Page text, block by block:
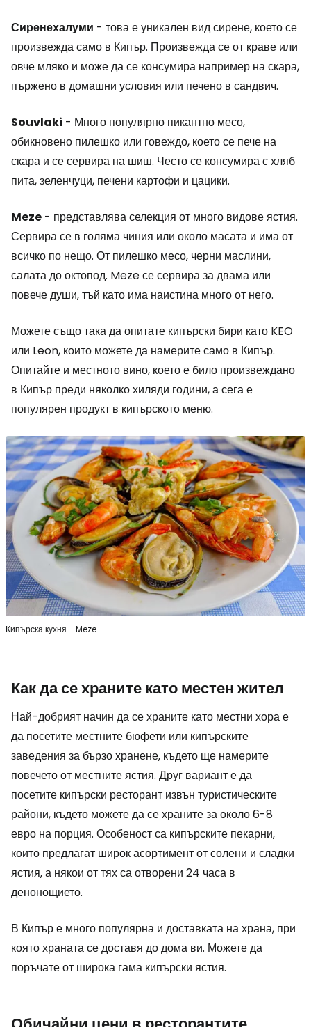
Сиренехалуми - това е уникален вид сирене, което се
произвежда само в Кипър. Произвежда се от краве или
овче мляко и може да се консумира например на скара,
пържено в домашни условия или печено в сандвич.
Souvlaki - Много популярно пикантно месо,
обикновено пилешко или говеждо, което се пече на
скара и се сервира на шиш. Често се консумира с хляб
пита, зеленчуци, печени картофи и цацики.
Meze - представлява селекция от много видове ястия.
Сервира се в голяма чиния или около масата и има от
всичко по нещо. От пилешко месо, черни маслини,
салата до октопод. Meze се сервира за двама или
повече души, тъй като има наистина много от него.
Можете също така да опитате кипърски бири като KEO
или Leon, които можете да намерите само в Кипър.
Опитайте и местното вино, което е било произвеждано
в Кипър преди няколко хиляди години, а сега е
популярен продукт в кипърското меню.
Кипърска кухня - Meze
Как да се храните като местен жител
Най-добрият начин да се храните като местни хора е
да посетите местните бюфети или кипърските
заведения за бързо хранене, където ще намерите
повечето от местните ястия. Друг вариант е да
посетите кипърски ресторант извън туристическите
райони, където можете да се храните за около 6-8
евро на порция. Особеност са кипърските пекарни,
които предлагат широк асортимент от солени и сладки
ястия, а някои от тях са отворени 24 часа в
денонощието.
В Кипър е много популярна и доставката на храна, при
която храната се доставя до дома ви. Можете да
поръчате от широка гама кипърски ястия.